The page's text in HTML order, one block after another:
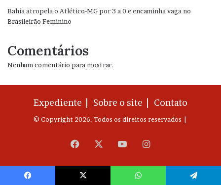
Bahia atropela o Atlético-MG por 3 a 0 e encaminha vaga no
Brasileirão Feminino
Comentários
Nenhum comentário para mostrar.
Expediente | Sobre o site | Contato
© Copyright 2026, Todos os direitos reservados |
Facebook YouTubeInstagram